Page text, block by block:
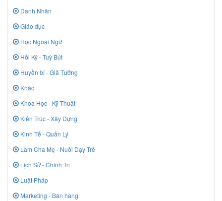
Danh Nhân
Giáo dục
Học Ngoại Ngữ
Hồi Ký - Tuỳ Bút
Huyền bí - Giả Tưởng
Khác
Khoa Học - Kỹ Thuật
Kiến Trúc - Xây Dựng
Kinh Tế - Quản Lý
Làm Cha Mẹ - Nuôi Dạy Trẻ
Lịch Sử - Chính Trị
Luật Pháp
Marketing - Bán hàng